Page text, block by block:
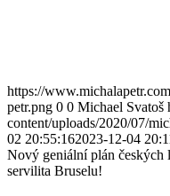
https://
petr.png 0 0 Michael Svatoš
content/uploads/2020/07/
02 20:55:162023-12-04
Nový geniální plán českých
servilita Bruselu!